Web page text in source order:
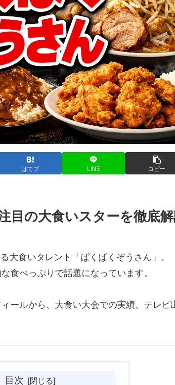
はてブ LINE コピー
目の大食いスターを徹底
大食いタレント「ぱくぱくぞうさん」。
食べっぷりで話題になっています。
ールから、大食い大会での実績、テレビ
目次